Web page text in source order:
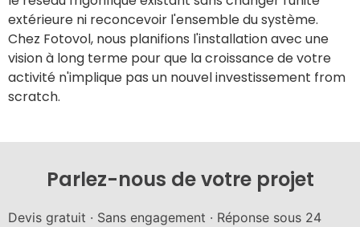
extérieure ni reconcevoir l'ensemble du système.
Chez Fotovol, nous planifions l'installation avec une
vision à long terme pour que la croissance de votre
activité n'implique pas un nouvel investissement from
scratch.
Parlez-nous de votre projet
Devis gratuit · Sans engagement · Réponse sous 24